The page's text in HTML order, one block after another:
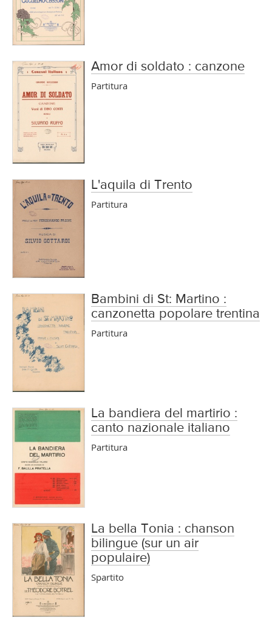
Amor di soldato : canzone
Partitura
L'aquila di Trento
Partitura
Bambini di St: Martino :
canzonetta popolare trentina
Partitura
La bandiera del martirio :
canto nazionale italiano
Partitura
La bella Tonia : chanson
bilingue (sur un air
populaire)
Spartito